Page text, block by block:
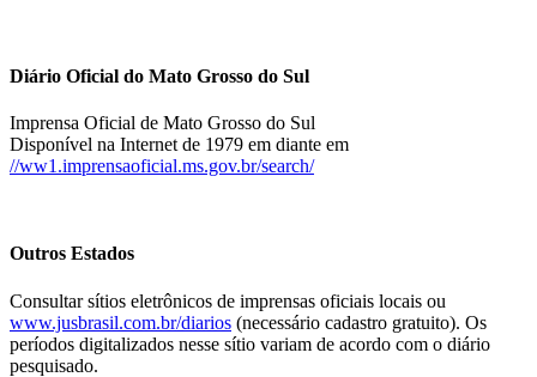
Diário Oficial do Mato Grosso do Sul
Imprensa Oficial de Mato Grosso do Sul
Disponível na Internet de 1979 em diante em
//ww1.imprensaoficial.ms.gov.br/search/
Outros Estados
Consultar sítios eletrônicos de imprensas oficiais locais ou
www.jusbrasil.com.br/diarios (necessário cadastro gratuito). Os
períodos digitalizados nesse sítio variam de acordo com o diário
pesquisado.